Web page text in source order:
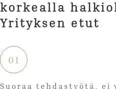
Yrityksen etut
01
Suoraa tehdastyötä,